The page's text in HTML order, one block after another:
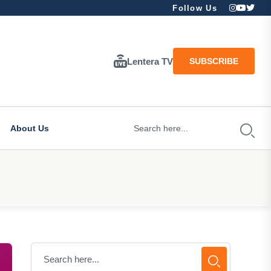
Follow Us
Lentera TV SUBSCRIBE
About Us